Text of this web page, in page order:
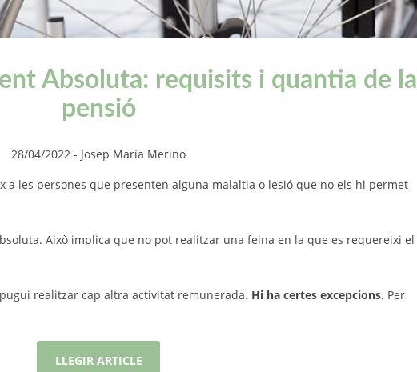
Absoluta: requisits i quantia de la
pensió
28/04/2022 - Josep María Merino
a les persones que presenten alguna malaltia o lesió que no els hi permet
Això implica que no pot realitzar una feina en la que es requereixi el
realitzar cap altra activitat remunerada. Hi ha certes excepcions. Per
LLEGIR ARTICLE